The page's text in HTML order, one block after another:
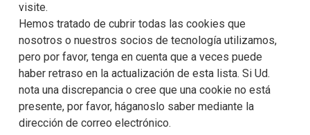
visite.
Hemos tratado de cubrir todas las cookies que
nosotros o nuestros socios de tecnología utilizamos,
pero por favor, tenga en cuenta que a veces puede
haber retraso en la actualización de esta lista. Si Ud.
nota una discrepancia o cree que una cookie no está
presente, por favor, háganoslo saber mediante la
dirección de correo electrónico.